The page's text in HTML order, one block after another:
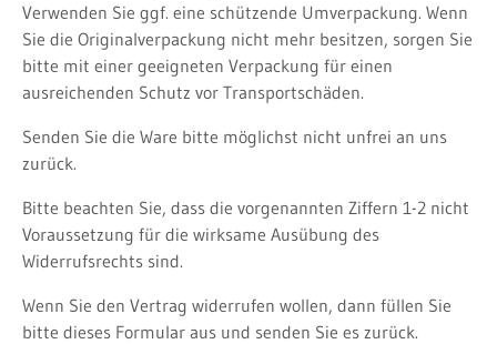
Verwenden Sie ggf. eine schützende Umverpackung. Wenn
Sie die Originalverpackung nicht mehr besitzen, sorgen Sie
bitte mit einer geeigneten Verpackung für einen
ausreichenden Schutz vor Transportschäden.
Senden Sie die Ware bitte möglichst nicht unfrei an uns
zurück.
Bitte beachten Sie, dass die vorgenannten Ziffern 1-2 nicht
Voraussetzung für die wirksame Ausübung des
Widerrufsrechts sind.
Wenn Sie den Vertrag widerrufen wollen, dann füllen Sie
bitte dieses Formular aus und senden Sie es zurück.